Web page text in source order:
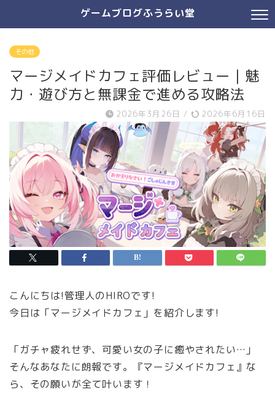
ゲームブログふうらい堂
その他
マージメイドカフェ評価レビュー｜魅
力・遊び方と無課金で進める攻略法
2026年3月26日 / 2026年6月16日
こんにちは!管理人のHIROです!
今日は「マージメイドカフェ」を紹介します!
「ガチャ疲れせず、可愛い女の子に癒やされたい…」
そんなあなたに朗報です。『マージメイドカフェ』な
ら、その願いが全て叶います！